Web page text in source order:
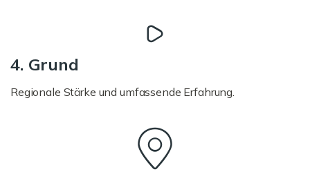
4. Grund
Regionale Stärke und umfassende Erfahrung.